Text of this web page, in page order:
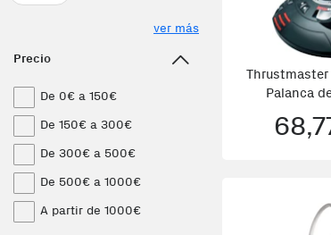
ver más
Precio
De 0€ a 150€
De 150€ a 300€
De 300€ a 500€
De 500€ a 1000€
A partir de 1000€
Palanca